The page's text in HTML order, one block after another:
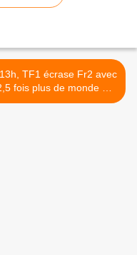
TF1 écrase Fr2 avec
fois plus de monde et
points d'avance pour le